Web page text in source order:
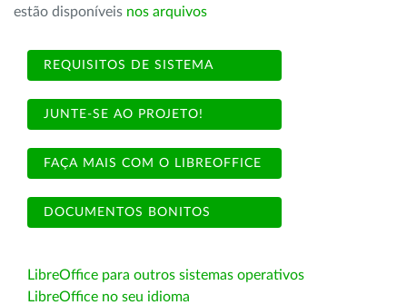
estão disponíveis nos arquivos
REQUISITOS DE SISTEMA
JUNTE-SE AO PROJETO!
FAÇA MAIS COM O LIBREOFFICE
DOCUMENTOS BONITOS
LibreOffice para outros sistemas operativos
LibreOffice no seu idioma